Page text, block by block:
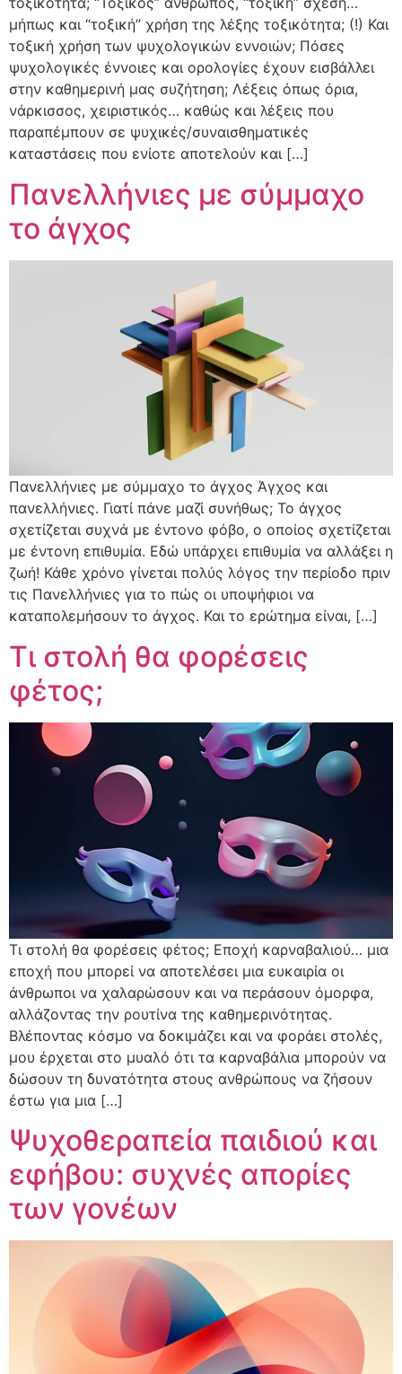
μήπως και “τοξική” χρήση της λέξης τοξικότητα; (!) Και
τοξική χρήση των ψυχολογικών εννοιών; Πόσες
ψυχολογικές έννοιες και ορολογίες έχουν εισβάλλει
στην καθημερινή μας συζήτηση; Λέξεις όπως όρια,
νάρκισσος, χειριστικός… καθώς και λέξεις που
παραπέμπουν σε ψυχικές/συναισθηματικές
καταστάσεις που ενίοτε αποτελούν και […]
Πανελλήνιες με σύμμαχο
το άγχος
Πανελλήνιες με σύμμαχο το άγχος Άγχος και
πανελλήνιες. Γιατί πάνε μαζί συνήθως; Το άγχος
σχετίζεται συχνά με έντονο φόβο, ο οποίος σχετίζεται
με έντονη επιθυμία. Εδώ υπάρχει επιθυμία να αλλάξει η
ζωή! Κάθε χρόνο γίνεται πολύς λόγος την περίοδο πριν
τις Πανελλήνιες για το πώς οι υποψήφιοι να
καταπολεμήσουν το άγχος. Και το ερώτημα είναι, […]
Τι στολή θα φορέσεις
φέτος;
Τι στολή θα φορέσεις φέτος; Εποχή καρναβαλιού… μια
εποχή που μπορεί να αποτελέσει μια ευκαιρία οι
άνθρωποι να χαλαρώσουν και να περάσουν όμορφα,
αλλάζοντας την ρουτίνα της καθημερινότητας.
Βλέποντας κόσμο να δοκιμάζει και να φοράει στολές,
μου έρχεται στο μυαλό ότι τα καρναβάλια μπορούν να
δώσουν τη δυνατότητα στους ανθρώπους να ζήσουν
έστω για μια […]
Ψυχοθεραπεία παιδιού και
εφήβου: συχνές απορίες
των γονέων